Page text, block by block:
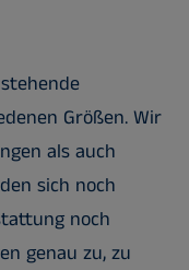
Größen. Wir
als auch
sich noch
noch
genau zu, zu